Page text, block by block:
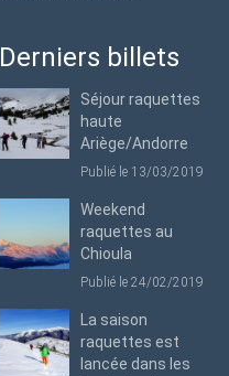
Derniers billets
Séjour raquettes
haute
Ariège/Andorre
Publié le 13/03/2019
Weekend
raquettes au
Chioula
Publié le 24/02/2019
La saison
raquettes est
lancée dans les